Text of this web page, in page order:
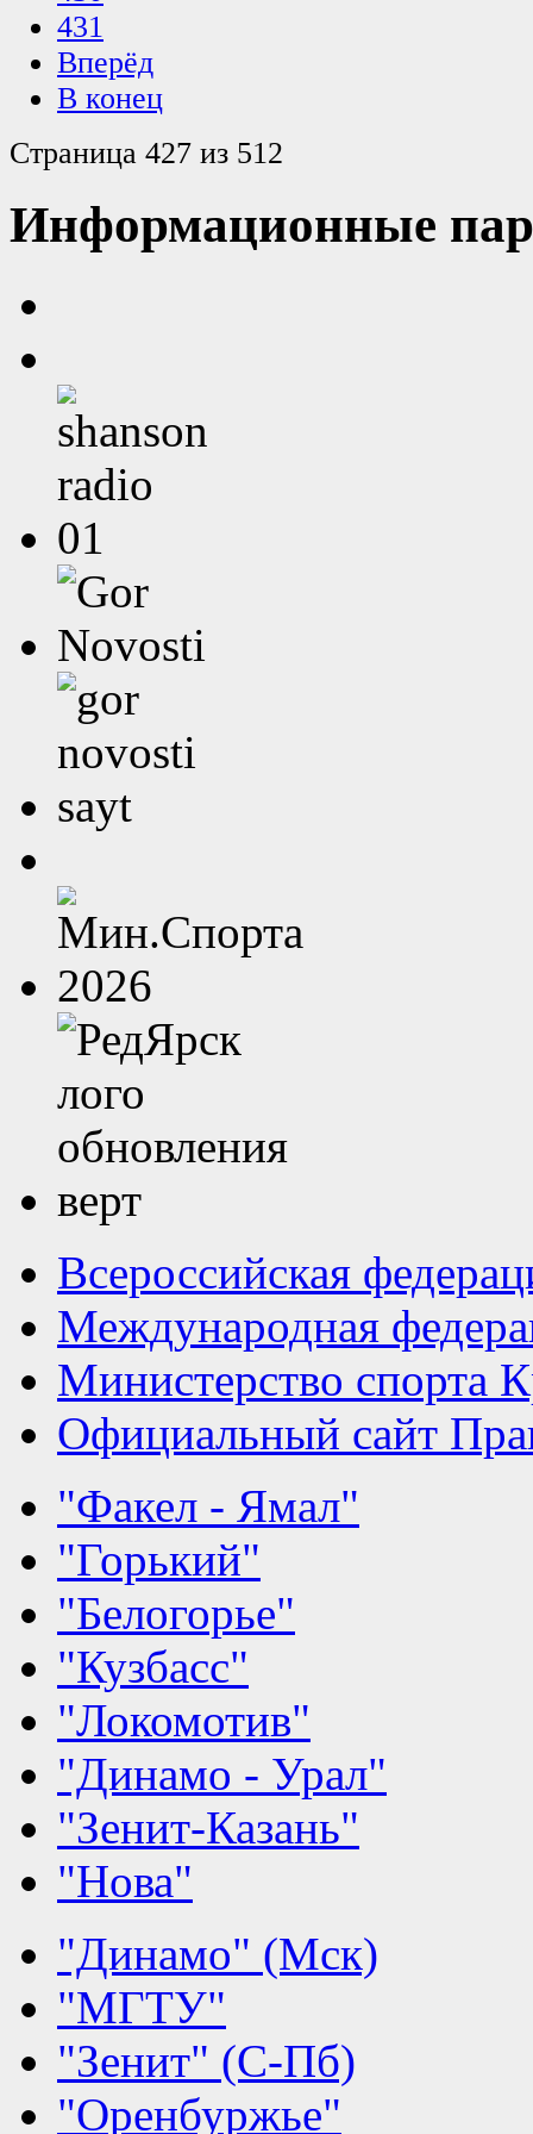
431
Вперёд
В конец
Страница 427 из 512
Информационные
Всероссийская
Международная
Министерство спорта
Официальный сайт
"Факел - Ямал"
"Горький"
"Белогорье"
"Кузбасс"
"Локомотив"
"Динамо - Урал"
"Зенит-Казань"
"Нова"
"Динамо" (Мск)
"МГТУ"
"Зенит" (С-Пб)
"Оренбуржье"